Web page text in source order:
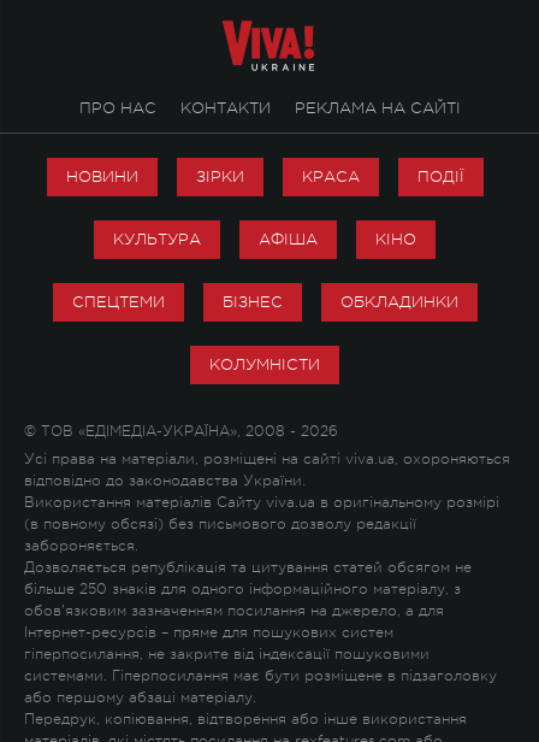
ПРО НАС КОНТАКТИ РЕКЛАМА НА САЙТІ
НОВИНИ ЗІРКИ КРАСА ПОДІЇ
КУЛЬТУРА АФІША КІНО
СПЕЦТЕМИ БІЗНЕС ОБКЛАДИНКИ
КОЛУМНІСТИ
© ТОВ «ЕДІМЕДІА-УКРАЇНА», 2008 - 2026
Усі права на матеріали, розміщені на сайті viva.ua, охороняються
відповідно до законодавства України.
Використання матеріалів Сайту viva.ua в оригінальному розмірі
(в повному обсязі) без письмового дозволу редакції
забороняється.
Дозволяється републікація та цитування статей обсягом не
більше 250 знаків для одного інформаційного матеріалу, з
обов'язковим зазначенням посилання на джерело, а для
Інтернет-ресурсів – пряме для пошукових систем
гіперпосилання, не закрите від індексації пошуковими
системами. Гіперпосилання має бути розміщене в підзаголовку
або першому абзаці матеріалу.
Передрук, копіювання, відтворення або інше використання